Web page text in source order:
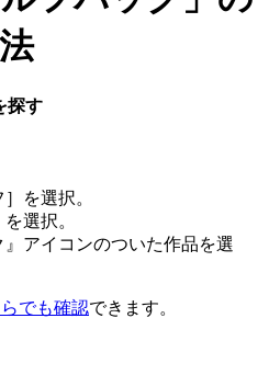
探す
を選択。
選択。
アイコンのついた作品を選
でも確認できます。